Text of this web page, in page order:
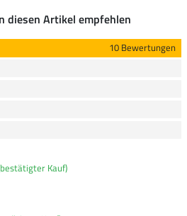
diesen Artikel empfehlen
10 Bewertungen
Kauf)